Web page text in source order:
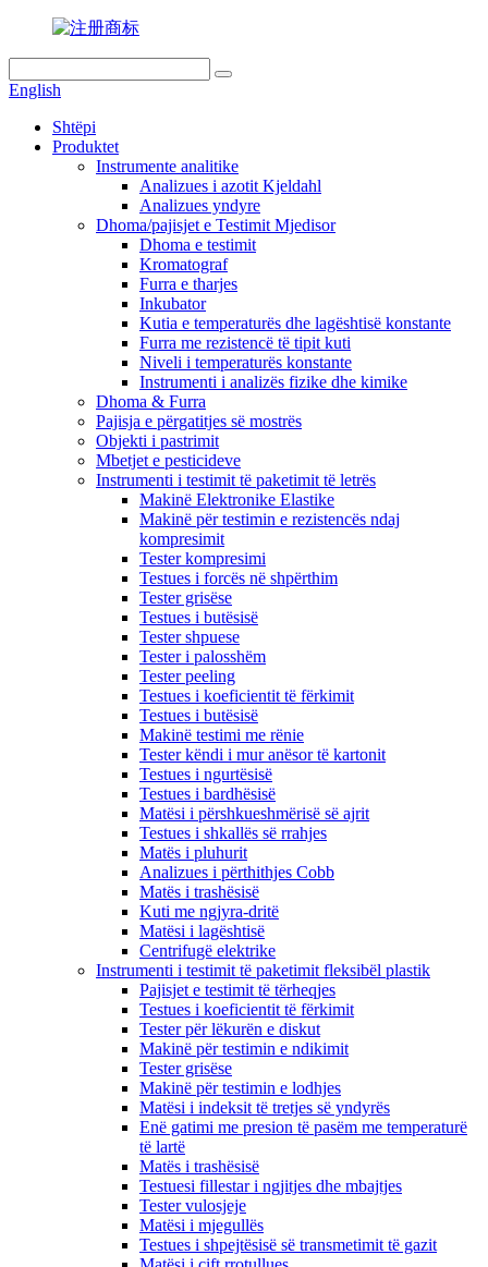
English
Shtëpi
Produktet
Instrumente analitike
Analizues i azotit Kjeldahl
Analizues yndyre
Dhoma/pajisjet e Testimit Mjedisor
Dhoma e testimit
Kromatograf
Furra e tharjes
Inkubator
Kutia e temperaturës dhe lagështisë konstante
Furra me rezistencë të tipit kuti
Niveli i temperaturës konstante
Instrumenti i analizës fizike dhe kimike
Dhoma & Furra
Pajisja e përgatitjes së mostrës
Objekti i pastrimit
Mbetjet e pesticideve
Instrumenti i testimit të paketimit të letrës
Makinë Elektronike Elastike
Makinë për testimin e rezistencës ndaj
kompresimit
Tester kompresimi
Testues i forcës në shpërthim
Tester grisëse
Testues i butësisë
Tester shpuese
Tester i palosshëm
Tester peeling
Testues i koeficientit të fërkimit
Testues i butësisë
Makinë testimi me rënie
Tester këndi i mur anësor të kartonit
Testues i ngurtësisë
Testues i bardhësisë
Matësi i përshkueshmërisë së ajrit
Testues i shkallës së rrahjes
Matës i pluhurit
Analizues i përthithjes Cobb
Matës i trashësisë
Kuti me ngjyra-dritë
Matësi i lagështisë
Centrifugë elektrike
Instrumenti i testimit të paketimit fleksibël plastik
Pajisjet e testimit të tërheqjes
Testues i koeficientit të fërkimit
Tester për lëkurën e diskut
Makinë për testimin e ndikimit
Tester grisëse
Makinë për testimin e lodhjes
Matësi i indeksit të tretjes së yndyrës
Enë gatimi me presion të pasëm me temperaturë
të lartë
Matës i trashësisë
Testuesi fillestar i ngjitjes dhe mbajtjes
Tester vulosjeje
Matësi i mjegullës
Testues i shpejtësisë së transmetimit të gazit